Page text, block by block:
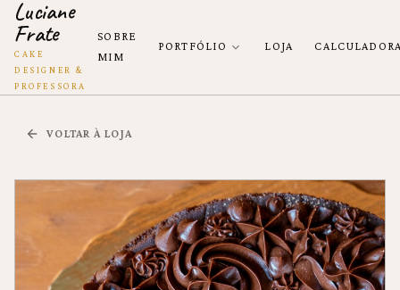
Luciane
Frate
CAKE
DESIGNER &
PROFESSORA
SOBRE
MIM
PORTFÓLIO LOJA
VOLTAR À LOJA